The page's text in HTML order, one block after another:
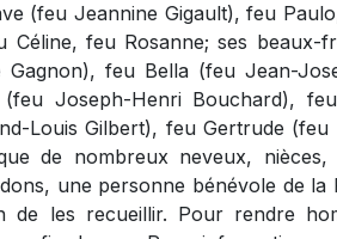
(feu Jeannine Gigault), feu
Céline, feu Rosanne; ses beaux-
Gagnon), feu Bella (feu Jean-
Joseph-Henri Bouchard),
Louis Gilbert), feu Gertrude
de nombreux neveux,
une personne bénévole de la
de les recueillir. Pour rendre